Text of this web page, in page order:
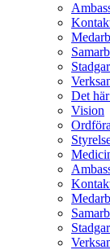
Stadgar
Det
Vision
Stadgar